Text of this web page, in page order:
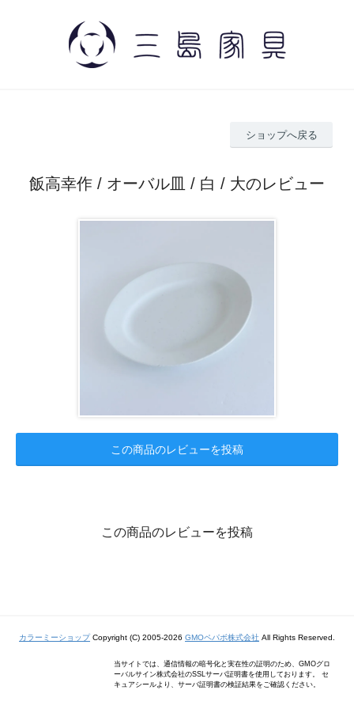
ショップへ戻る
飯高幸作 / オーバル皿 / 白 / 大のレビュー
この商品のレビューを投稿
この商品のレビューを投稿
カラーミーショップCopyright (C) 2005-2026 GMOペパボ株式会社 All Rights Reserved.
当サイトでは、通信情報の暗号化と実在性の証明のため、GMOグロ
ーバルサイン株式会社のSSLサーバ証明書を使用しております。 セ
キュアシールより、サーバ証明書の検証結果をご確認ください。